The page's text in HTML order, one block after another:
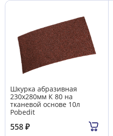
Шкурка абразивная
230х280мм К 80 на
тканевой основе 10л
Pobedit
558₽